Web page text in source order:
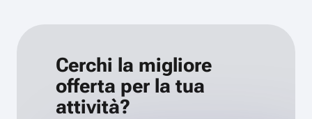
Cerchi la migliore
offerta per la tua
attività?